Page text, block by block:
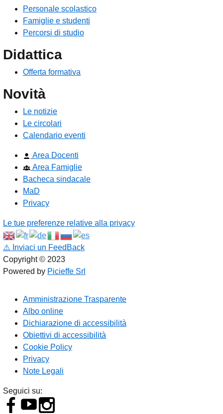
Personale scolastico
Famiglie e studenti
Percorsi di studio
Didattica
Offerta formativa
Novità
Le notizie
Le circolari
Calendario eventi
Area Docenti
Area Famiglie
Bacheca sindacale
MaD
Privacy
Le tue preferenze relative alla privacy
⚠️ Inviaci un FeedBack
Copyright © 2023
Powered by Picieffe Srl
Amministrazione Trasparente
Albo online
Dichiarazione di accessibilità
Obiettivi di accessibilità
Cookie Policy
Privacy
Note Legali
Seguici su: